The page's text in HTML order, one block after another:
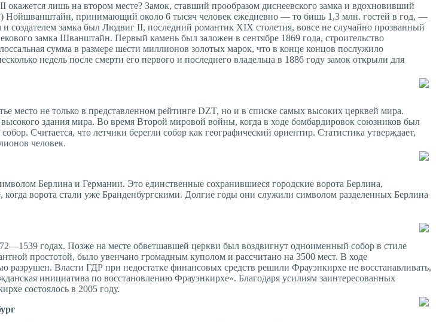
лишь на втором месте? Замок, ставший прообразом диснеевского замка и вдохновивший
Нойшванштайн, принимающий около 6 тысяч человек ежедневно — то бишь 1,3 млн. гостей в год, —
создателем замка был Людвиг II, последний романтик XIX столетия, вовсе не случайно прозванный
замка Шванштайн. Первый камень был заложен в сентябре 1869 года, строительство
сумма в размере шести миллионов золотых марок, что в конце концов послужило
недель после смерти его первого и последнего владельца в 1886 году замок открыли для
место не только в представленном рейтинге DZT, но и в списке самых высоких церквей мира.
здания мира. Во время Второй мировой войны, когда в ходе бомбардировок союзников был
Считается, что летчики берегли собор как географический ориентир. Статистика утверждает,
человек.
Берлина и Германии. Это единственные сохранившиеся городские ворота Берлина,
ворота стали уже Бранденбургскими. Долгие годы они служили символом разделенных Берлина
годах. Позже на месте обветшавшей церкви был воздвигнут одноименный собор в стиле
простотой, было увенчано громадным куполом и рассчитано на 3500 мест. В ходе
Власти ГДР при недостатке финансовых средств решили Фрауэнкирхе не восстанавливать,
инициатива по восстановлению Фрауэнкирхе». Благодаря усилиям заинтересованных
состоялось в 2005 году.